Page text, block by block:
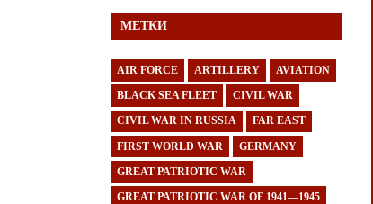
МЕТКИ
AIR FORCE ARTILLERY AVIATION
BLACK SEA FLEET CIVIL WAR
CIVIL WAR IN RUSSIA FAR EAST
FIRST WORLD WAR GERMANY
GREAT PATRIOTIC WAR
GREAT PATRIOTIC WAR OF 1941—1945